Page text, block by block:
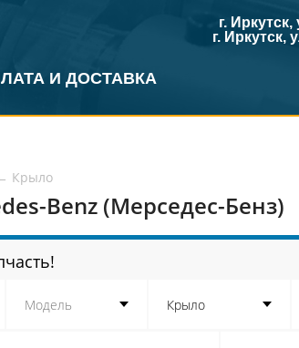
И ДОСТАВКА
г.
г. Иркутск,
Крыло
Benz (Мерседес-Бенз)